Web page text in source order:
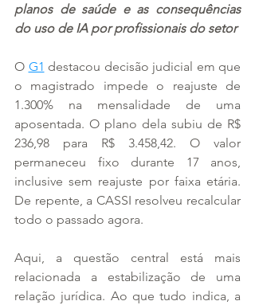
planos de saúde e as consequências
do uso de IA por profissionais do setor
O G1 destacou decisão judicial em que
o magistrado impede o reajuste de
1.300% na mensalidade de uma
aposentada. O plano dela subiu de R$
236,98 para R$ 3.458,42. O valor
permaneceu fixo durante 17 anos,
inclusive sem reajuste por faixa etária.
De repente, a CASSI resolveu recalcular
todo o passado agora.
Aqui, a questão central está mais
relacionada a estabilização de uma
relação jurídica. Ao que tudo indica, a